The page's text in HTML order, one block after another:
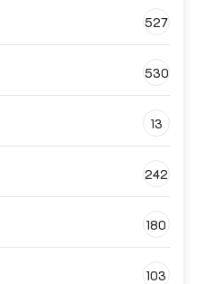
527
530
13
242
180
103